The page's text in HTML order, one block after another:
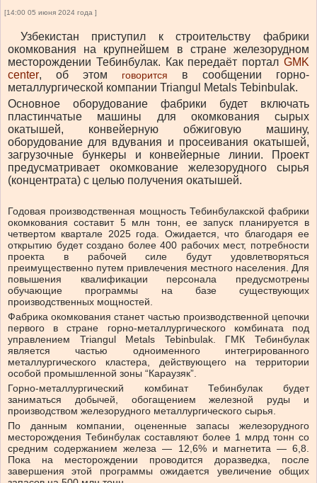
[14:00 05 июня 2024 года ]
Узбекистан приступил к строительству фабрики
окомкования на крупнейшем в стране железорудном
месторождении Тебинбулак. Как передаёт портал GMK
center, об этом говорится в сообщении горно-
металлургической компании Triangul Metals Tebinbulak.
Основное оборудование фабрики будет включать
пластинчатые машины для окомкования сырых
окатышей, конвейерную обжиговую машину,
оборудование для вдувания и просеивания окатышей,
загрузочные бункеры и конвейерные линии. Проект
предусматривает окомкование железорудного сырья
(концентрата) с целью получения окатышей.
Годовая производственная мощность Тебинбулакской фабрики
окомкования составит 5 млн тонн, ее запуск планируется в
четвертом квартале 2025 года. Ожидается, что благодаря ее
открытию будет создано более 400 рабочих мест, потребности
проекта в рабочей силе будут удовлетворяться
преимущественно путем привлечения местного населения. Для
повышения квалификации персонала предусмотрены
обучающие программы на базе существующих
производственных мощностей.
Фабрика окомкования станет частью производственной цепочки
первого в стране горно-металлургического комбината под
управлением Triangul Metals Tebinbulak. ГМК Тебинбулак
является частью одноименного интегрированного
металлургического кластера, действующего на территории
особой промышленной зоны “Караузяк”.
Горно-металлургический комбинат Тебинбулак будет
заниматься добычей, обогащением железной руды и
производством железорудного металлургического сырья.
По данным компании, оцененные запасы железорудного
месторождения Тебинбулак составляют более 1 млрд тонн со
средним содержанием железа — 12,6% и магнетита — 6,8.
Пока на месторождении проводится доразведка, после
завершения этой программы ожидается увеличение общих